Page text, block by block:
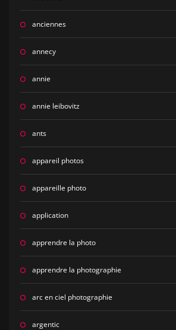
anciennes
annecy
annie
annie leibovitz
ants
appareil photos
appareille photo
application
apprendre la photo
apprendre la photographie
arc en ciel photographie
argentic